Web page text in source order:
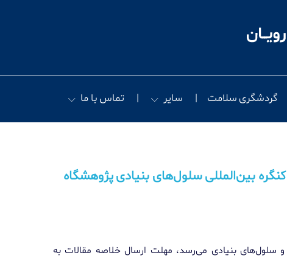
گردشگری سلامت سایر تماس با ما
بین‌المللی سلول‌های بنیادی پژوهشگاه
و سلول‌های بنیادی می‌رسد، مهلت ارسال خلاصه مقالات به